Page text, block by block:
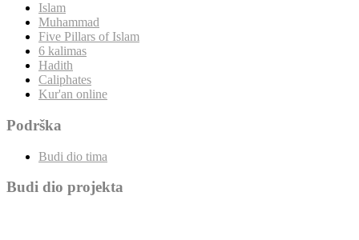
Islam
Muhammad
Five Pillars of Islam
6 kalimas
Hadith
Caliphates
Kur'an online
Podrška
Budi dio tima
Budi dio projekta